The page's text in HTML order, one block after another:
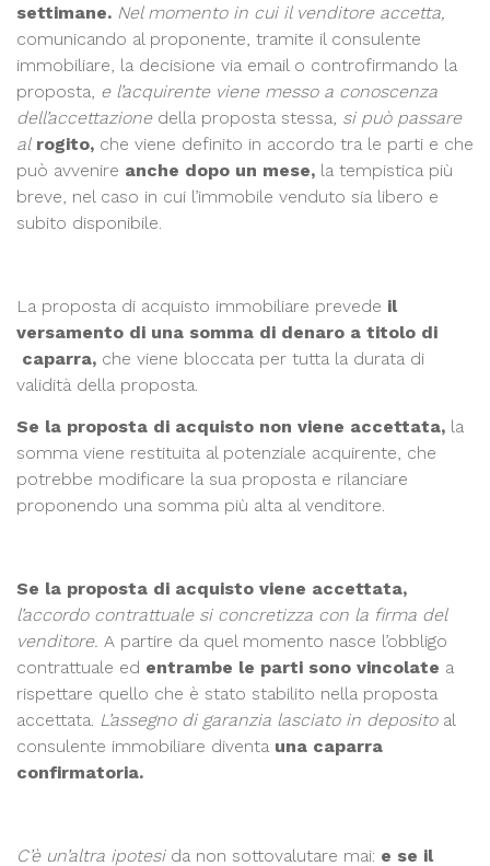
settimane. Nel momento in cui il venditore accetta,
comunicando al proponente, tramite il consulente
immobiliare, la decisione via email o controfirmando la
proposta, e l’acquirente viene messo a conoscenza
dell’accettazionedella proposta stessa, si può passare
al rogito, che viene definito in accordo tra le parti e che
può avvenire anche dopo un mese, la tempistica più
breve, nel caso in cui l’immobile venduto sia libero e
subito disponibile.
La proposta di acquisto immobiliare prevede il
versamento di una somma di denaro a titolo di
caparra, che viene bloccata per tutta la durata di
validità della proposta.
Se la proposta di acquisto non viene accettata, la
somma viene restituita al potenziale acquirente, che
potrebbe modificare la sua proposta e rilanciare
proponendo una somma più alta al venditore.
Se la proposta di acquisto viene accettata,
l’accordo contrattuale si concretizza con la firma del
venditore. A partire da quel momento nasce l’obbligo
contrattuale ed entrambe le parti sono vincolate a
rispettare quello che è stato stabilito nella proposta
accettata. L’assegno di garanzia lasciato in deposito al
consulente immobiliare diventa una caparra
confirmatoria.
C’è un’altra ipotesi da non sottovalutare mai: e se il